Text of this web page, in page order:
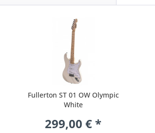
Fullerton ST 01 OW Olympic
White
299,00 € *